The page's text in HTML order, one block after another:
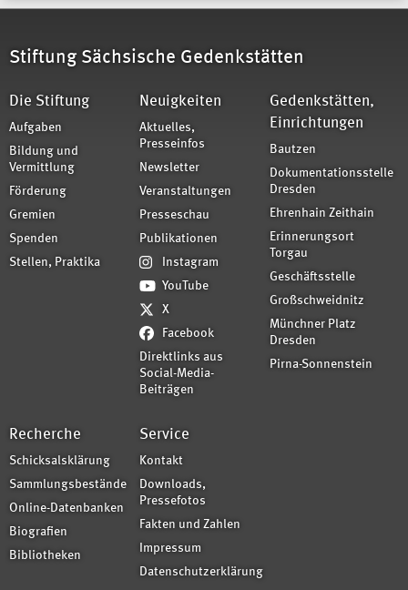
Stiftung Sächsische Gedenkstätten
Die Stiftung
Aufgaben
Bildung und
Vermittlung
Förderung
Gremien
Spenden
Stellen, Praktika
Neuigkeiten
Aktuelles,
Presseinfos
Newsletter
Veranstaltungen
Presseschau
Publikationen
Instagram
YouTube
X
Facebook
Direktlinks aus
Social-Media-
Beiträgen
Gedenkstätten,
Einrichtungen
Bautzen
Dokumentationsstelle
Dresden
Ehrenhain Zeithain
Erinnerungsort
Torgau
Geschäftsstelle
Großschweidnitz
Münchner Platz
Dresden
Pirna-Sonnenstein
Recherche
Schicksalsklärung
Sammlungsbestände
Online-Datenbanken
Biografien
Bibliotheken
Service
Kontakt
Downloads,
Pressefotos
Fakten und Zahlen
Impressum
Datenschutzerklärung